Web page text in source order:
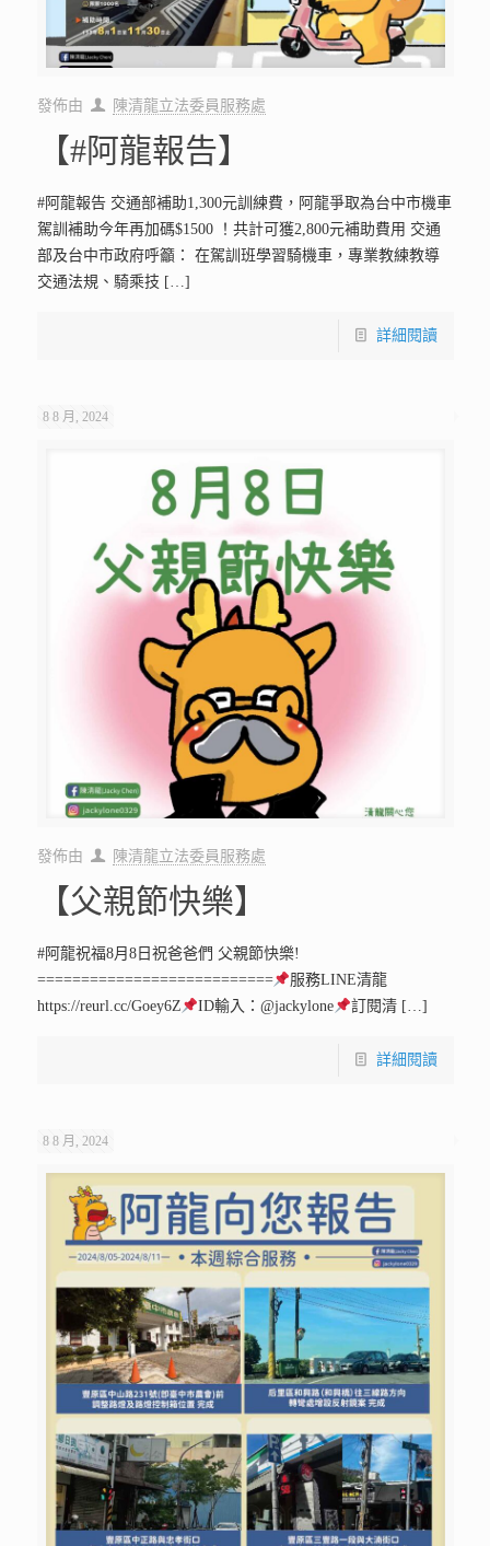
發佈由 陳清龍立法委員服務處
【#阿龍報告】
#阿龍報告 交通部補助1,300元訓練費，阿龍爭取為台中市機車
駕訓補助今年再加碼$1500 ！共計可獲2,800元補助費用 交通
部及台中市政府呼籲： 在駕訓班學習騎機車，專業教練教導
交通法規、騎乘技 […]
詳細閱讀
8 8 月, 2024
發佈由 陳清龍立法委員服務處
【父親節快樂】
#阿龍祝福8月8日祝爸爸們 父親節快樂!
===========================
服務LINE清龍
https://reurl.cc/Goey6Z
ID輸入：@jackylone 訂閱清 […]
詳細閱讀
8 8 月, 2024